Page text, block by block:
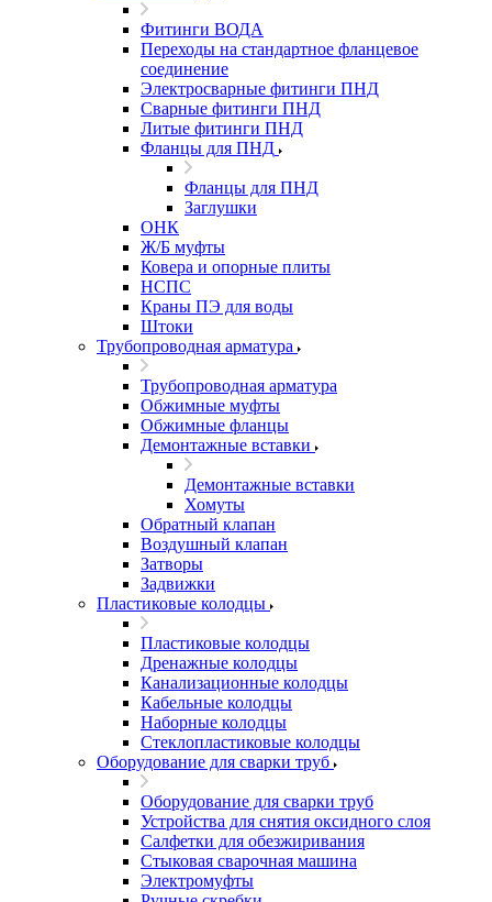
Фитинги ВОДА
Переходы на стандартное фланцевое
соединение
Электросварные фитинги ПНД
Сварные фитинги ПНД
Литые фитинги ПНД
Фланцы для ПНД
Фланцы для ПНД
Заглушки
ОНК
Ж/Б муфты
Ковера и опорные плиты
НСПС
Краны ПЭ для воды
Штоки
Трубопроводная арматура
Трубопроводная арматура
Обжимные муфты
Обжимные фланцы
Демонтажные вставки
Демонтажные вставки
Хомуты
Обратный клапан
Воздушный клапан
Затворы
Задвижки
Пластиковые колодцы
Пластиковые колодцы
Дренажные колодцы
Канализационные колодцы
Кабельные колодцы
Наборные колодцы
Стеклопластиковые колодцы
Оборудование для сварки труб
Оборудование для сварки труб
Устройства для снятия оксидного слоя
Салфетки для обезжиривания
Стыковая сварочная машина
Электромуфты